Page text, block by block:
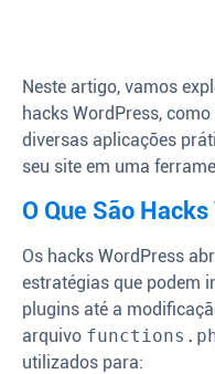
Neste artigo, vamos
hacks WordPress,
diversas aplicações
seu site em uma
O Que São
Os hacks WordPress
estratégias que podem
plugins até a
arquivo
utilizados para: